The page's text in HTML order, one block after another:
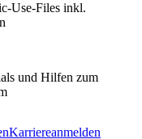
Use-Files inkl.
und Hilfen zum
Karriereanmelden